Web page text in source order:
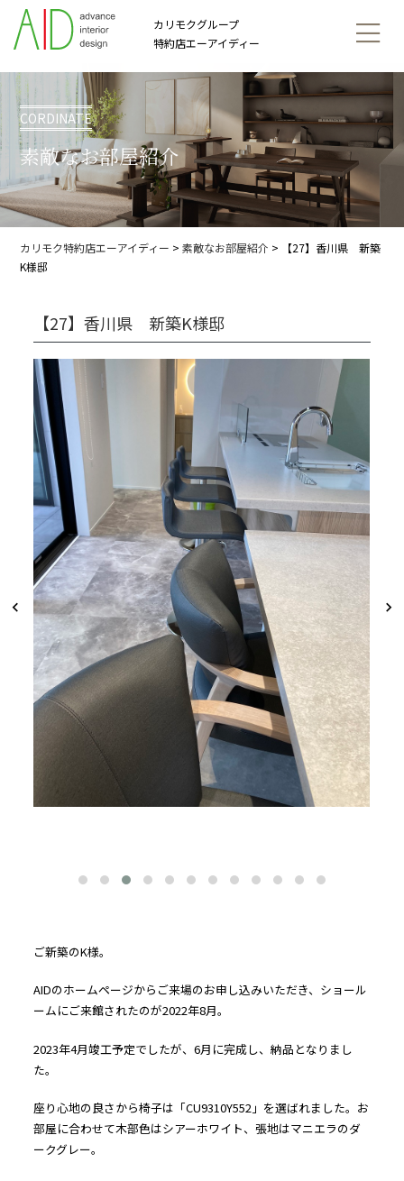
カリモクグループ
特約店エーアイディー
CORDINATE
素敵なお部屋紹介
カリモク特約店エーアイディー >素敵なお部屋紹介 >
【27】香川県 新築
K様邸
【27】香川県 新築K様邸
ご新築のK様。
AIDのホームページからご来場のお申し込みいただき、ショール
ームにご来館されたのが2022年8月。
2023年4月竣工予定でしたが、6月に完成し、納品となりまし
た。
座り心地の良さから椅子は「CU9310Y552」を選ばれました。お
部屋に合わせて木部色はシアーホワイト、張地はマニエラのダ
ークグレー。